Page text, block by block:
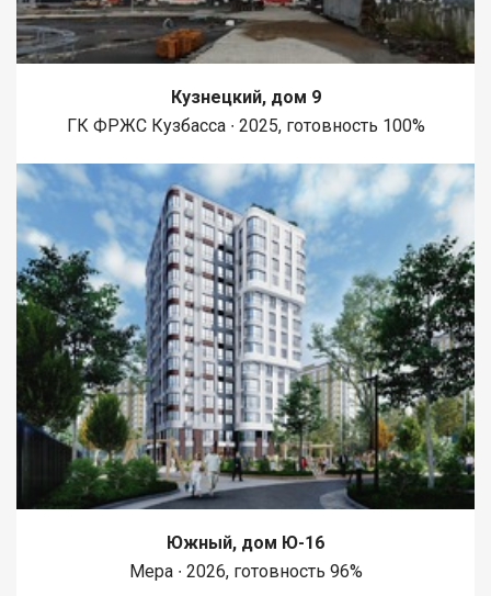
Кузнецкий, дом 9
ГК ФРЖС Кузбасса ∙ 2025, готовность 100%
Южный, дом Ю-16
Мера ∙ 2026, готовность 96%